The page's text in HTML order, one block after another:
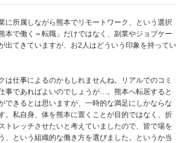
に所属しながら熊本でリモートワーク、という選択
本で働く＝転職」だけではなく、副業やジョブケー
出てきていますが、お2人はどういう印象を持ってい
は仕事によるのかもしれませんね。リアルでのコミ
事であればよいのでしょうが…。熊本へ転居すると
できるとは思いますが、一時的な満足にしかならな
。私自身、体を熊本に置くことが目的ではなく、折
トレッチさせたいと考えていましたので、皆で場を
、という組織的な働き方を選びました。というか当